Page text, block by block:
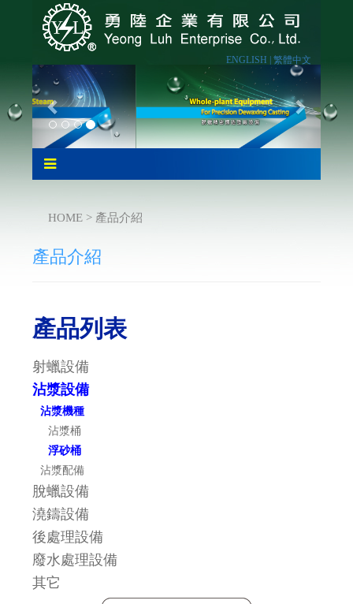
ENGLISH |繁體中文
HOME > 產品介紹
產品介紹
產品列表
射蠟設備
沾漿設備
沾漿機種
沾漿桶
浮砂桶
沾漿配備
脫蠟設備
澆鑄設備
後處理設備
廢水處理設備
其它